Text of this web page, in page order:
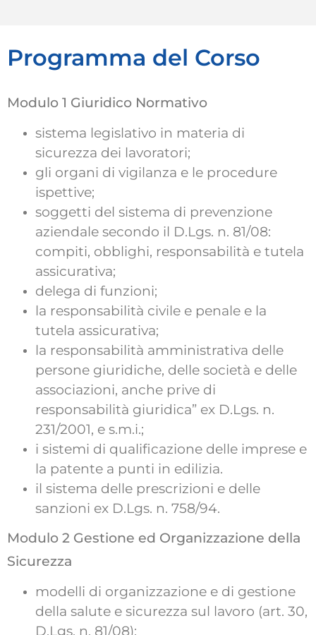
Programma del Corso
Modulo 1 Giuridico Normativo
sistema legislativo in materia di
sicurezza dei lavoratori;
gli organi di vigilanza e le procedure
ispettive;
soggetti del sistema di prevenzione
aziendale secondo il D.Lgs. n. 81/08:
compiti, obblighi, responsabilità e tutela
assicurativa;
delega di funzioni;
la responsabilità civile e penale e la
tutela assicurativa;
la responsabilità amministrativa delle
persone giuridiche, delle società e delle
associazioni, anche prive di
responsabilità giuridica” ex D.Lgs. n.
231/2001, e s.m.i.;
i sistemi di qualificazione delle imprese e
la patente a punti in edilizia.
il sistema delle prescrizioni e delle
sanzioni ex D.Lgs. n. 758/94.
Modulo 2 Gestione ed Organizzazione della
Sicurezza
modelli di organizzazione e di gestione
della salute e sicurezza sul lavoro (art. 30,
D.Lgs. n. 81/08);